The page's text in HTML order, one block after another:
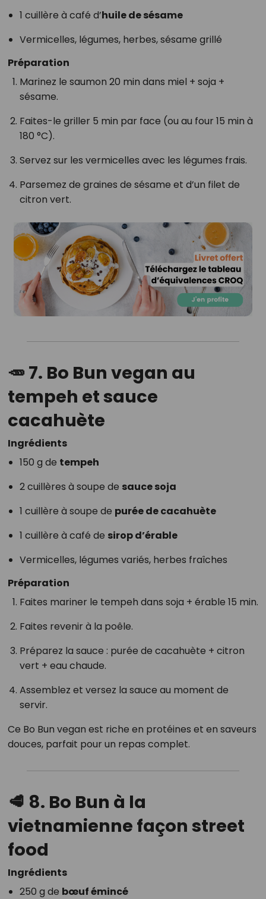
1 cuillère à café d’huile de sésame
Vermicelles, légumes, herbes, sésame grillé
Préparation
Marinez le saumon 20 min dans miel + soja +
sésame.
Faites-le griller 5 min par face (ou au four 15 min à
180 °C).
Servez sur les vermicelles avec les légumes frais.
Parsemez de graines de sésame et d’un filet de
citron vert.
🥕 7. Bo Bun vegan au
tempeh et sauce
cacahuète
Ingrédients
150 g de tempeh
2 cuillères à soupe de sauce soja
1 cuillère à soupe de purée de cacahuète
1 cuillère à café de sirop d’érable
Vermicelles, légumes variés, herbes fraîches
Préparation
Faites mariner le tempeh dans soja + érable 15 min.
Faites revenir à la poêle.
Préparez la sauce : purée de cacahuète + citron
vert + eau chaude.
Assemblez et versez la sauce au moment de
servir.
Ce Bo Bun vegan est riche en protéines et en saveurs
douces, parfait pour un repas complet.
🥩 8. Bo Bun à la
vietnamienne façon street
food
Ingrédients
250 g de bœuf émincé